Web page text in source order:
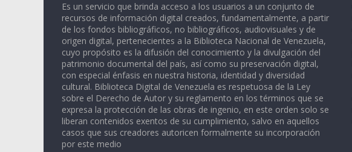
Es un servicio que brinda acceso a los usuarios a un conjunto de
recursos de información digital creados, fundamentalmente, a partir
de los fondos bibliográficos, no bibliográficos, audiovisuales y de
origen digital, pertenecientes a la Biblioteca Nacional de Venezuela,
cuyo propósito es la difusión del conocimiento y la divulgación del
patrimonio documental del país, así como su preservación digital,
con especial énfasis en nuestra historia, identidad y diversidad
cultural. Biblioteca Digital de Venezuela es respetuosa de la Ley
sobre el Derecho de Autor y su reglamento en los términos que se
expresa la protección de las obras de ingenio, en este orden solo se
liberan contenidos exentos de su cumplimiento, salvo en aquellos
casos que sus creadores autoricen formalmente su incorporación
por este medio